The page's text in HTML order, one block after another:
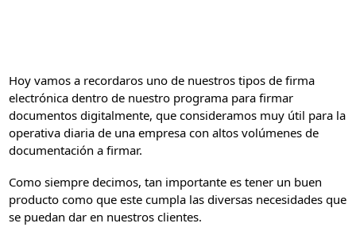
Hoy vamos a recordaros uno de nuestros tipos de firma
electrónica dentro de nuestro programa para firmar
documentos digitalmente, que consideramos muy útil para la
operativa diaria de una empresa con altos volúmenes de
documentación a firmar.
Como siempre decimos, tan importante es tener un buen
producto como que este cumpla las diversas necesidades que
se puedan dar en nuestros clientes.